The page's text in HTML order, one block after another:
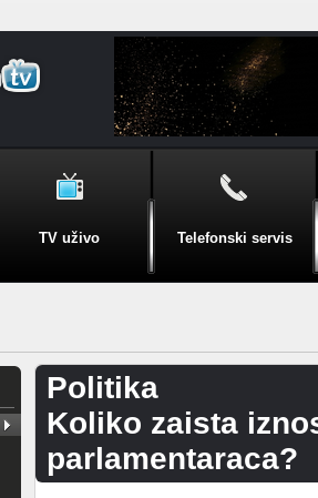
TV uživo Telefonski servis
Politika
Koliko zaista
parlamentaraca?